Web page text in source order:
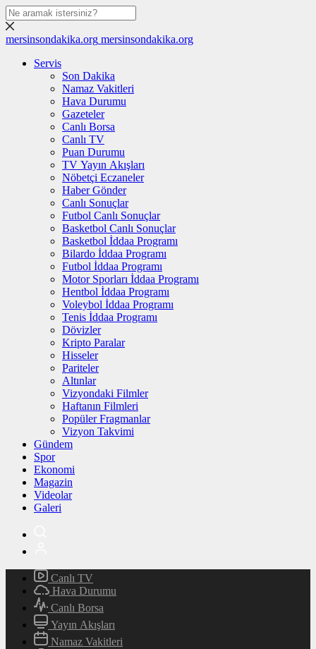
mersinsondakika.org mersinsondakika.org
Servis
Son Dakika
Namaz Vakitleri
Hava Durumu
Gazeteler
Canlı Borsa
Canlı TV
Puan Durumu
TV Yayın Akışları
Nöbetçi Eczaneler
Haber Gönder
Canlı Sonuçlar
Futbol Canlı Sonuçlar
Basketbol Canlı Sonuçlar
Basketbol İddaa Programı
Bilardo İddaa Programı
Futbol İddaa Programı
Motor Sporları İddaa Programı
Hentbol İddaa Programı
Voleybol İddaa Programı
Tenis İddaa Programı
Dövizler
Kripto Paralar
Hisseler
Pariteler
Altınlar
Vizyondaki Filmler
Haftanın Filmleri
Popüler Fragmanlar
Vizyon Takvimi
Gündem
Spor
Ekonomi
Magazin
Videolar
Galeri
Canlı TV
Hava Durumu
Canlı Borsa
Yayın Akışları
Namaz Vakitleri